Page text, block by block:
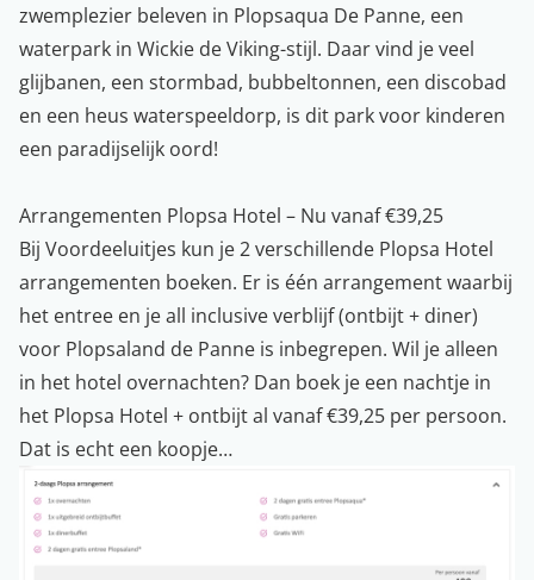
zwemplezier beleven in Plopsaqua De Panne, een
waterpark in Wickie de Viking-stijl. Daar vind je veel
glijbanen, een stormbad, bubbeltonnen, een discobad
en een heus waterspeeldorp, is dit park voor kinderen
een paradijselijk oord!
Arrangementen Plopsa Hotel – Nu vanaf €39,25
Bij Voordeeluitjes kun je 2 verschillende Plopsa Hotel
arrangementen boeken. Er is één arrangement waarbij
het entree en je all inclusive verblijf (ontbijt + diner)
voor Plopsaland de Panne is inbegrepen. Wil je alleen
in het hotel overnachten? Dan boek je een nachtje in
het Plopsa Hotel + ontbijt al vanaf €39,25 per persoon.
Dat is echt een koopje…